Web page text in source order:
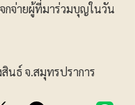
กจ่ายผู้ที่มาร่วมบุญในวัน
สินธ์ จ.สมุทรปราการ